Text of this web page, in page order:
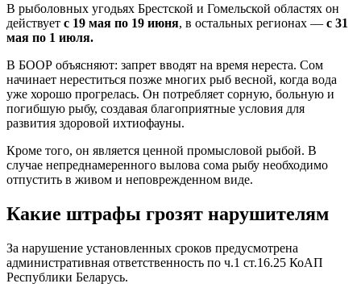
В рыболовных угодьях Брестской и Гомельской областях он
действует с 19 мая по 19 июня, в остальных регионах — с 31
мая по 1 июля.
В БООР объясняют: запрет вводят на время нереста. Сом
начинает нереститься позже многих рыб весной, когда вода
уже хорошо прогрелась. Он потребляет сорную, больную и
погибшую рыбу, создавая благоприятные условия для
развития здоровой ихтиофауны.
Кроме того, он является ценной промысловой рыбой. В
случае непреднамеренного вылова сома рыбу необходимо
отпустить в живом и неповрежденном виде.
Какие штрафы грозят нарушителям
За нарушение установленных сроков предусмотрена
административная ответственность по ч.1 ст.16.25 КоАП
Республики Беларусь.